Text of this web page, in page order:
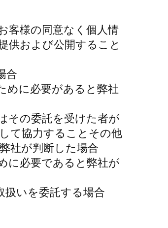
客様の同意なく個人情
供および公開すること
合
めに必要があると弊社
その委託を受けた者が
て協力することその他
社が判断した場合
に必要であると弊社が
扱いを委託する場合